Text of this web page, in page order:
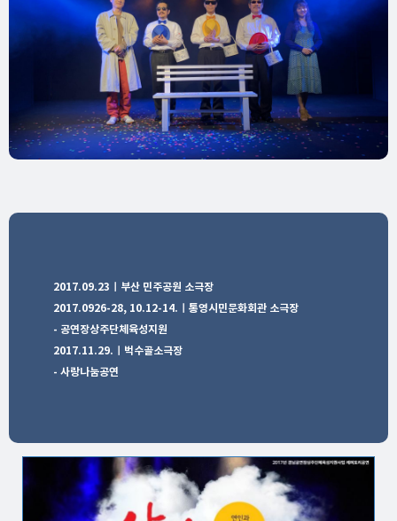
2017.09.23ㅣ부산 민주공원 소극장
2017.0926-28, 10.12-14.ㅣ통영시민문화회관 소극장
- 공연장상주단체육성지원
2017.11.29.ㅣ벅수골소극장
- 사랑나눔공연